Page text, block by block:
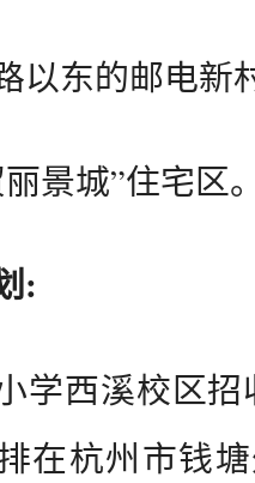
以东的邮电新
景城”住宅区
:
学西溪校区
在杭州市钱